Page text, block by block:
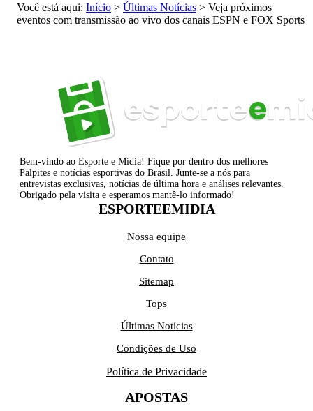
Você está aqui: Início > Últimas Notícias > Veja próximos
eventos com transmissão ao vivo dos canais ESPN e FOX Sports
Bem-vindo ao Esporte e Mídia! Fique por dentro dos melhores
Palpites e notícias esportivas do Brasil. Junte-se a nós para
entrevistas exclusivas, notícias de última hora e análises relevantes.
Obrigado pela visita e esperamos mantê-lo informado!
ESPORTEEMIDIA
Nossa equipe
Contato
Sitemap
Tops
Últimas Notícias
Condições de Uso
Política de Privacidade
APOSTAS